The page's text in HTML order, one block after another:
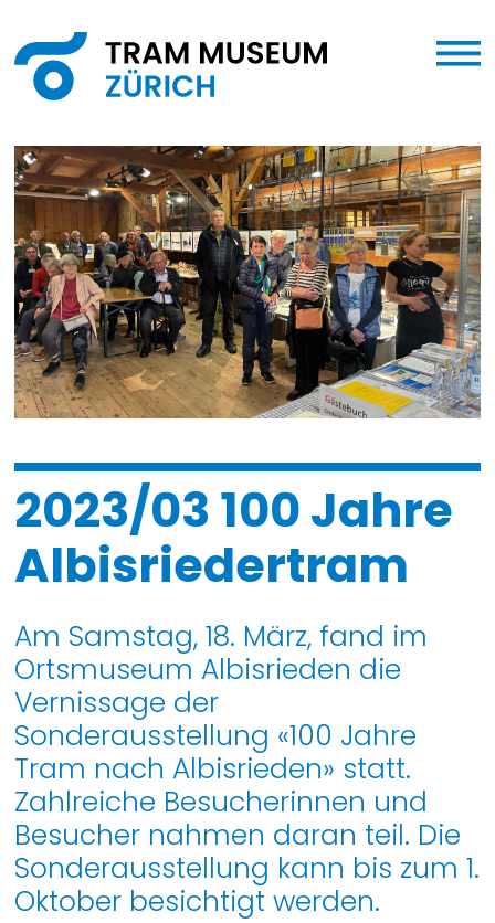
2023/03 100 Jahre
Albisriedertram
Am Samstag, 18. März, fand im
Ortsmuseum Albisrieden die
Vernissage der
Sonderausstellung «100 Jahre
Tram nach Albisrieden» statt.
Zahlreiche Besucherinnen und
Besucher nahmen daran teil. Die
Sonderausstellung kann bis zum 1.
Oktober besichtigt werden.